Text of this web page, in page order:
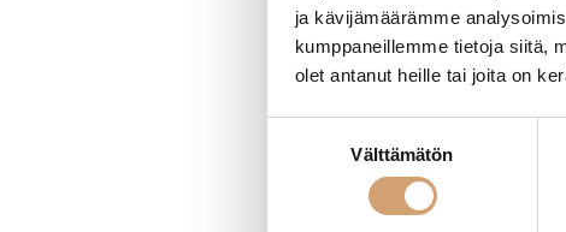
ja kävijämäärämme
kumppaneillemme tietoja siitä,
olet antanut heille tai joita on
Välttämätön